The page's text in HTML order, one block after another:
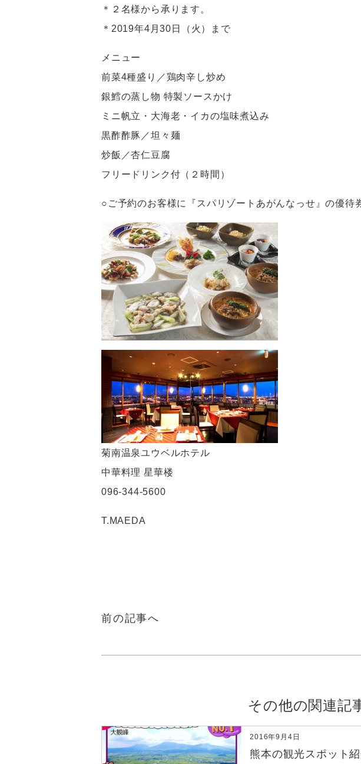
＊２名様から承ります。
＊2019年4月30日（火）まで
メニュー
前菜4種盛り／鶏肉辛し炒め
銀鱈の蒸し物 特製ソースかけ
ミニ帆立・大海老・イカの塩味煮込み
黒酢酢豚／坦々麺
炒飯／杏仁豆腐
フリードリンク付（２時間）
○ご予約のお客様に『スパリゾートあがんなっせ』の優待
菊南温泉ユウベルホテル
中華料理 星華楼
096-344-5600
T.MAEDA
前の記事へ
その他の関連記
2016年9月4日
熊本の観光スポット